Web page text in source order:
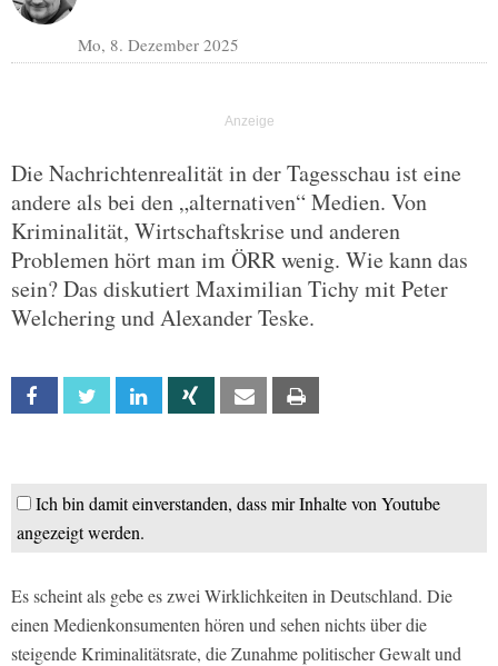
Mo, 8. Dezember 2025
Die Nachrichtenrealität in der Tagesschau ist eine
andere als bei den „alternativen“ Medien. Von
Kriminalität, Wirtschaftskrise und anderen
Problemen hört man im ÖRR wenig. Wie kann das
sein? Das diskutiert Maximilian Tichy mit Peter
Welchering und Alexander Teske.
Facebook Twitter Linkedin Xing Email
Ich bin damit einverstanden, dass mir Inhalte von Youtube
angezeigt werden.
Es scheint als gebe es zwei Wirklichkeiten in Deutschland. Die
einen Medienkonsumenten hören und sehen nichts über die
steigende Kriminalitätsrate, die Zunahme politischer Gewalt und